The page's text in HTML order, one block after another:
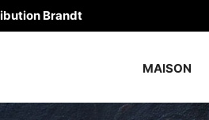
Brandt
MAISON